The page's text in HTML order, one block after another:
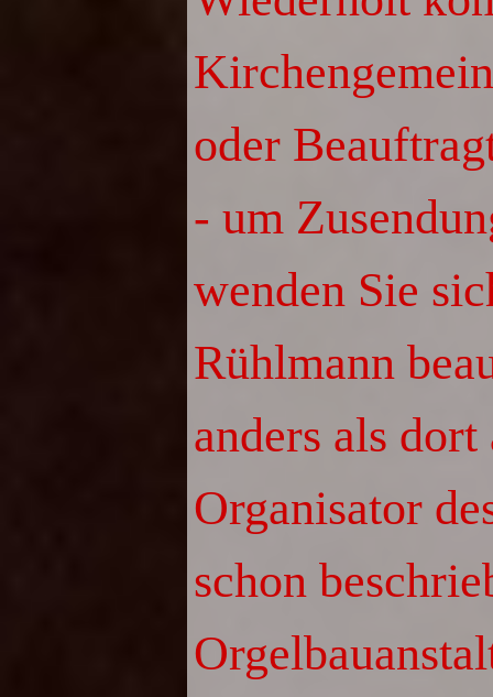
oder
- um
wenden Sie
Rühlmann
anders als
Organisator
schon